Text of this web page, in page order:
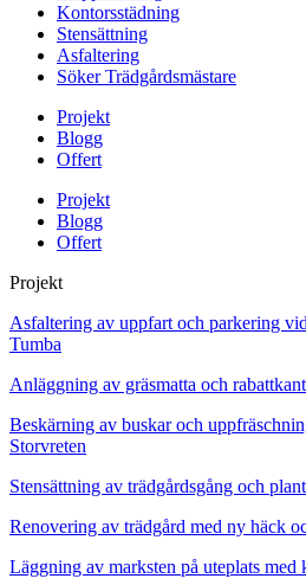
Kontorsstädning
Stensättning
Asfaltering
Söker Trädgårdsmästare
Projekt
Blogg
Offert
Projekt
Blogg
Offert
Projekt
Asfaltering av uppfart och parkering
Tumba
Anläggning av gräsmatta och
Beskärning av buskar och
Storvreten
Stensättning av trädgårdsgång och
Renovering av trädgård med ny häck
Läggning av marksten på uteplats med